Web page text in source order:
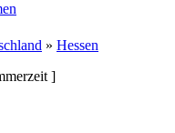
» Hessen
]